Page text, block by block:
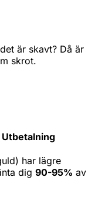
är skavt? Då är
skrot.
Utbetalning
har lägre
dig 90-95% av